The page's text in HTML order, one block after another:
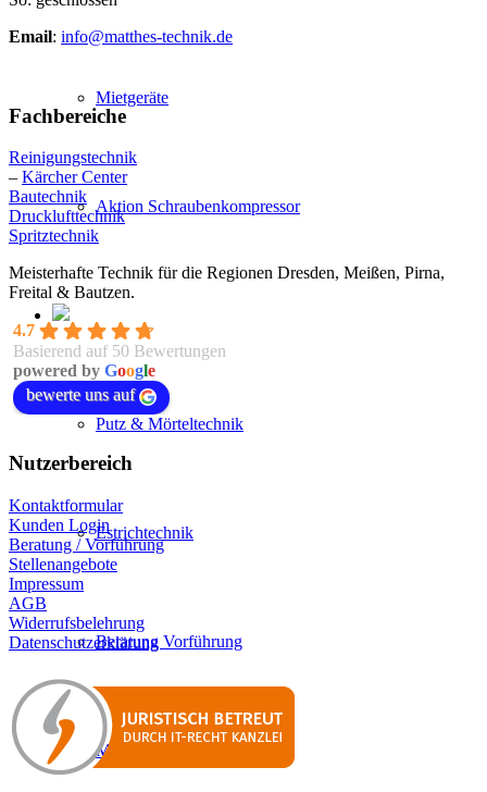
Mietgeräte
Aktion Schraubenkompressor
Putz & Mörteltechnik
Estrichtechnik
Beratung Vorführung
Mietgeräte
Email: info@matthes-technik.de
Fachbereiche
Reinigungstechnik
– Kärcher Center
Bautechnik
Drucklufttechnik
Spritztechnik
Meisterhafte Technik für die Regionen Dresden, Meißen, Pirna,
Freital & Bautzen.
4.7
Basierend auf 50 Bewertungen
powered by Google
bewerte uns auf
Nutzerbereich
Kontaktformular
Kunden Login
Beratung / Vorführung
Stellenangebote
Impressum
AGB
Widerrufsbelehrung
Datenschutzerklärung